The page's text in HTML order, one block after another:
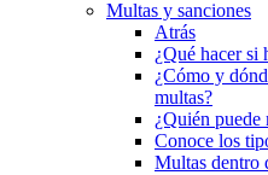
Multas y sanciones
Atrás
¿Qué hacer si
¿Cómo y
multas?
¿Quién puede
Conoce los
Multas dentro